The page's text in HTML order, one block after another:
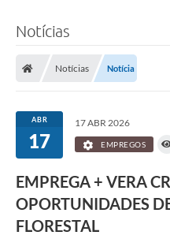
Notícias
Notícias Notícia
ABR
17
17 ABR 2026
EMPREGOS
EMPREGA + VERA
OPORTUNIDADES
FLORESTAL